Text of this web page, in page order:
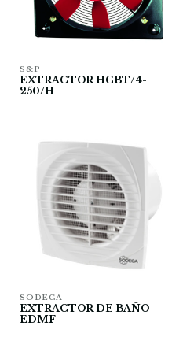
S&P
EXTRACTOR HCBT/4-
250/H
SODECA
EXTRACTOR DE BAÑO
EDMF